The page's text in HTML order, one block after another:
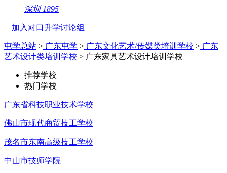
深圳 1895
加入对口升学讨论组
屯学总站 > 广东屯学 > 广东文化艺术/传媒类培训学校 > 广东
艺术设计类培训学校 > 广东家具艺术设计培训学校
推荐学校
热门学校
广东省科技职业技术学校
佛山市现代商贸技工学校
茂名市东南高级技工学校
中山市技师学院